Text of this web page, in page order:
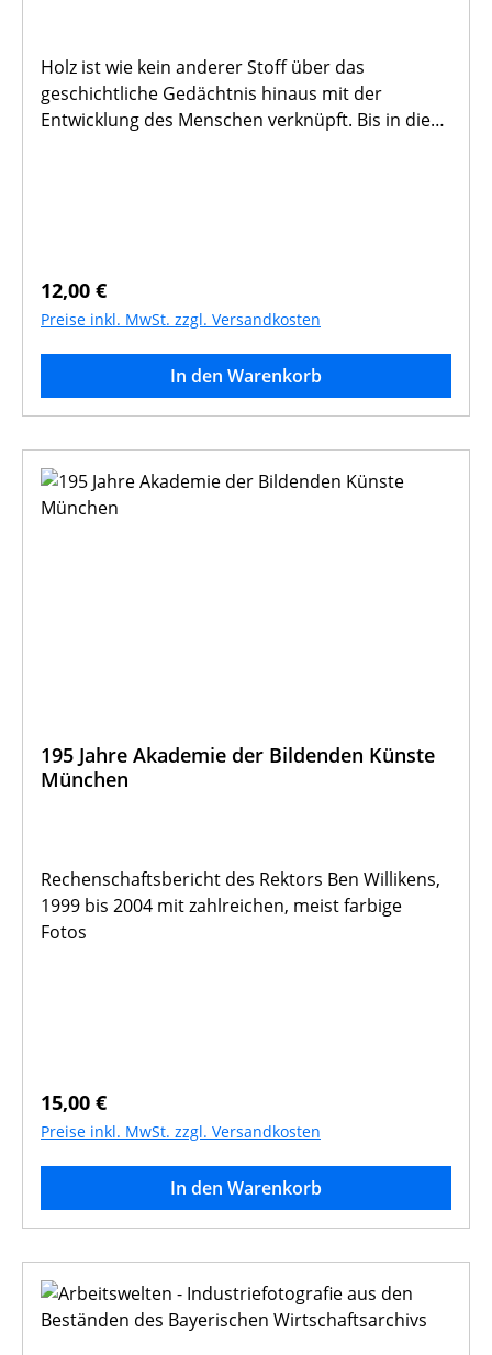
Holz ist wie kein anderer Stoff über das
geschichtliche Gedächtnis hinaus mit der
Entwicklung des Menschen verknüpft. Bis in die
Regulärer Preis:
12,00 €
Preise inkl. MwSt. zzgl. Versandkosten
In den Warenkorb
195 Jahre Akademie der Bildenden Künste
München
Rechenschaftsbericht des Rektors Ben Willikens,
1999 bis 2004 mit zahlreichen, meist farbige
Fotos
Regulärer Preis:
15,00 €
Preise inkl. MwSt. zzgl. Versandkosten
In den Warenkorb